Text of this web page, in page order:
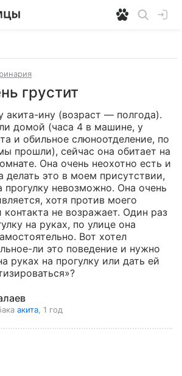
грустит
акита-ину (возраст — полгода).
домой (часа 4 в машине, у
и обильное слюноотделение, по
прошли), сейчас она обитает на
Она очень неохотно есть и
делать это в моем присутствии,
прогулку невозможно. Она очень
хотя против моего
контакта не возражает. Один раз
на руках, по улице она
Вот хотел
ли это поведение и нужно
руках на прогулку или дать ей
акита , 1 год